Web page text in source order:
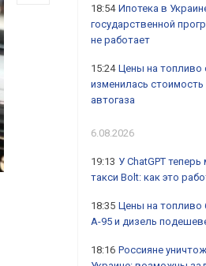
18:54 Ипотека в
государственной
не работает
15:24 Цены на топливо
изменилась стоимость
автогаза
6.08.2026
19:13 У ChatGPT
такси Bolt: как это
18:35 Цены на топливо
А-95 и дизель
18:16 Россияне